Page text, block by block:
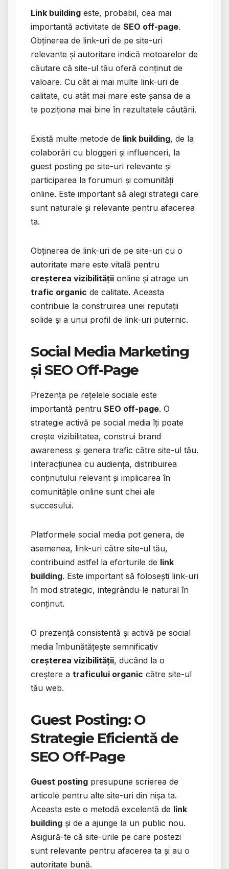
Link building este, probabil, cea mai
importantă activitate de SEO off-page.
Obținerea de link-uri de pe site-uri
relevante și autoritare indică motoarelor de
căutare că site-ul tău oferă conținut de
valoare. Cu cât ai mai multe link-uri de
calitate, cu atât mai mare este șansa de a
te poziționa mai bine în rezultatele căutării.
Există multe metode de link building, de la
colaborări cu bloggeri și influenceri, la
guest posting pe site-uri relevante și
participarea la forumuri și comunități
online. Este important să alegi strategii care
sunt naturale și relevante pentru afacerea
ta.
Obținerea de link-uri de pe site-uri cu o
autoritate mare este vitală pentru
creșterea vizibilității online și atrage un
trafic organic de calitate. Aceasta
contribuie la construirea unei reputații
solide și a unui profil de link-uri puternic.
Social Media Marketing
și SEO Off-Page
Prezența pe rețelele sociale este
importantă pentru SEO off-page. O
strategie activă pe social media îți poate
crește vizibilitatea, construi brand
awareness și genera trafic către site-ul tău.
Interacțiunea cu audiența, distribuirea
conținutului relevant și implicarea în
comunitățile online sunt chei ale
succesului.
Platformele social media pot genera, de
asemenea, link-uri către site-ul tău,
contribuind astfel la eforturile de link
building. Este important să folosești link-uri
în mod strategic, integrându-le natural în
conținut.
O prezență consistentă și activă pe social
media îmbunătățește semnificativ
creșterea vizibilității, ducând la o
creștere a traficului organic către site-ul
tău web.
Guest Posting: O
Strategie Eficientă de
SEO Off-Page
Guest posting presupune scrierea de
articole pentru alte site-uri din nișa ta.
Aceasta este o metodă excelentă de link
building și de a ajunge la un public nou.
Asigură-te că site-urile pe care postezi
sunt relevante pentru afacerea ta și au o
autoritate bună.